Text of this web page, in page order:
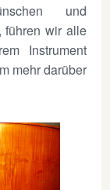
und
führen wir alle
Instrument
mehr darüber